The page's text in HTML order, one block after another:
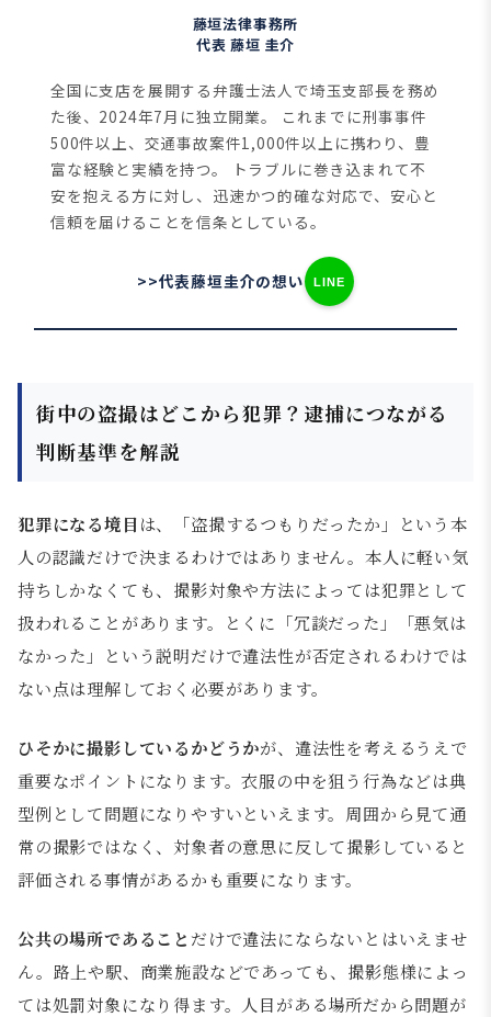
藤垣法律事務所
代表 藤垣 圭介
全国に支店を展開する弁護士法人で埼玉支部長を務め
た後、2024年7月に独立開業。
これまでに刑事事件
500件以上、交通事故案件1,000件以上に携わり、豊
富な経験と実績を持つ。
トラブルに巻き込まれて不
安を抱える方に対し、迅速かつ的確な対応で、安心と
信頼を届けることを信条としている。
>>代表藤垣圭介の想い LINE
街中の盗撮はどこから犯罪？逮捕につながる
判断基準を解説
犯罪になる境目は、「盗撮するつもりだったか」という本
人の認識だけで決まるわけではありません。本人に軽い気
持ちしかなくても、撮影対象や方法によっては犯罪として
扱われることがあります。とくに「冗談だった」「悪気は
なかった」という説明だけで違法性が否定されるわけでは
ない点は理解しておく必要があります。
ひそかに撮影しているかどうかが、違法性を考えるうえで
重要なポイントになります。衣服の中を狙う行為などは典
型例として問題になりやすいといえます。周囲から見て通
常の撮影ではなく、対象者の意思に反して撮影していると
評価される事情があるかも重要になります。
公共の場所であることだけで違法にならないとはいえませ
ん。路上や駅、商業施設などであっても、撮影態様によっ
ては処罰対象になり得ます。人目がある場所だから問題が